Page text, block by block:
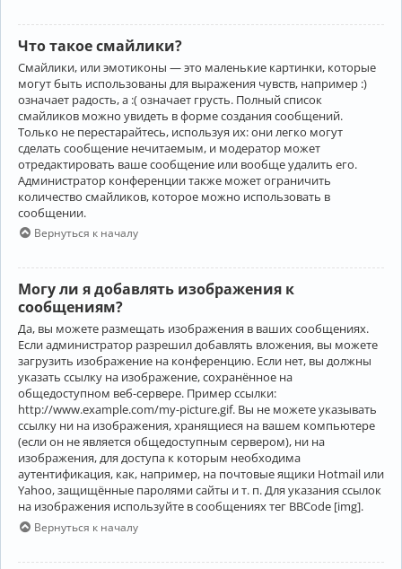
Что такое смайлики?
Смайлики, или эмотиконы — это маленькие картинки, которые
могут быть использованы для выражения чувств, например :)
означает радость, а :( означает грусть. Полный список
смайликов можно увидеть в форме создания сообщений.
Только не перестарайтесь, используя их: они легко могут
сделать сообщение нечитаемым, и модератор может
отредактировать ваше сообщение или вообще удалить его.
Администратор конференции также может ограничить
количество смайликов, которое можно использовать в
сообщении.
Вернуться к началу
Могу ли я добавлять изображения к
сообщениям?
Да, вы можете размещать изображения в ваших сообщениях.
Если администратор разрешил добавлять вложения, вы можете
загрузить изображение на конференцию. Если нет, вы должны
указать ссылку на изображение, сохранённое на
общедоступном веб-сервере. Пример ссылки:
http://www.example.com/my-picture.gif. Вы не можете указывать
ссылку ни на изображения, хранящиеся на вашем компьютере
(если он не является общедоступным сервером), ни на
изображения, для доступа к которым необходима
аутентификация, как, например, на почтовые ящики Hotmail или
Yahoo, защищённые паролями сайты и т. п. Для указания ссылок
на изображения используйте в сообщениях тег BBCode [img].
Вернуться к началу